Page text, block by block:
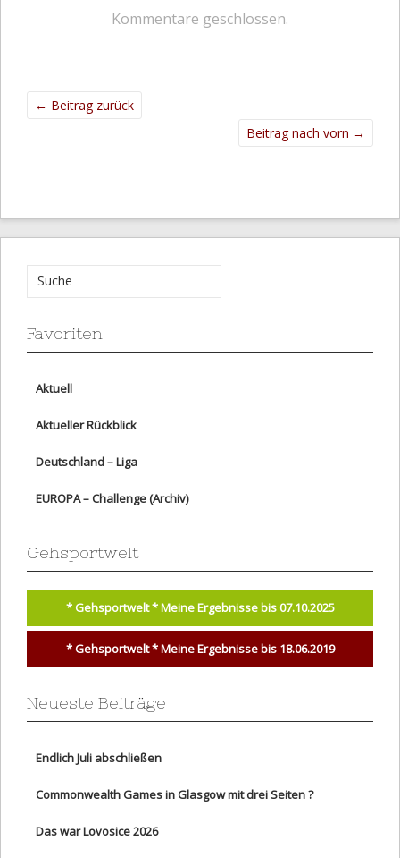
Kommentare geschlossen.
← Beitrag zurück
Beitrag nach vorn →
Favoriten
Aktuell
Aktueller Rückblick
Deutschland – Liga
EUROPA – Challenge (Archiv)
Gehsportwelt
* Gehsportwelt * Meine Ergebnisse bis 07.10.2025
* Gehsportwelt * Meine Ergebnisse bis 18.06.2019
Neueste Beiträge
Endlich Juli abschließen
Commonwealth Games in Glasgow mit drei Seiten ?
Das war Lovosice 2026